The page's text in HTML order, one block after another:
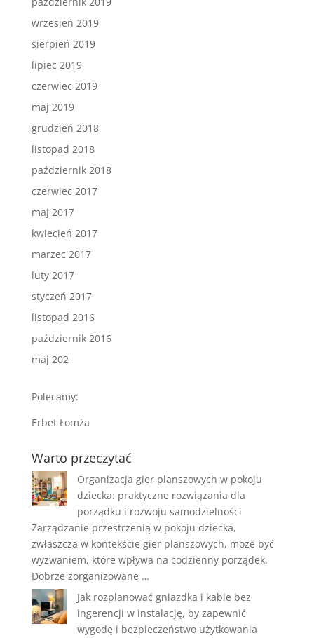
wrzesień 2019
sierpień 2019
lipiec 2019
czerwiec 2019
maj 2019
grudzień 2018
listopad 2018
październik 2018
czerwiec 2017
maj 2017
kwiecień 2017
marzec 2017
luty 2017
styczeń 2017
listopad 2016
październik 2016
maj 202
Polecamy:
Erbet Łomża
Warto przeczytać
Organizacja gier planszowych w pokoju
dziecka: praktyczne rozwiązania dla
porządku i rozwoju samodzielności
Zarządzanie przestrzenią w pokoju dziecka,
zwłaszcza w kontekście gier planszowych, może być
wyzwaniem, które wpływa na codzienny porządek.
Dobrze zorganizowane …
Jak rozplanować gniazdka i kable bez
ingerencji w instalację, by zapewnić
wygodę i bezpieczeństwo użytkowania